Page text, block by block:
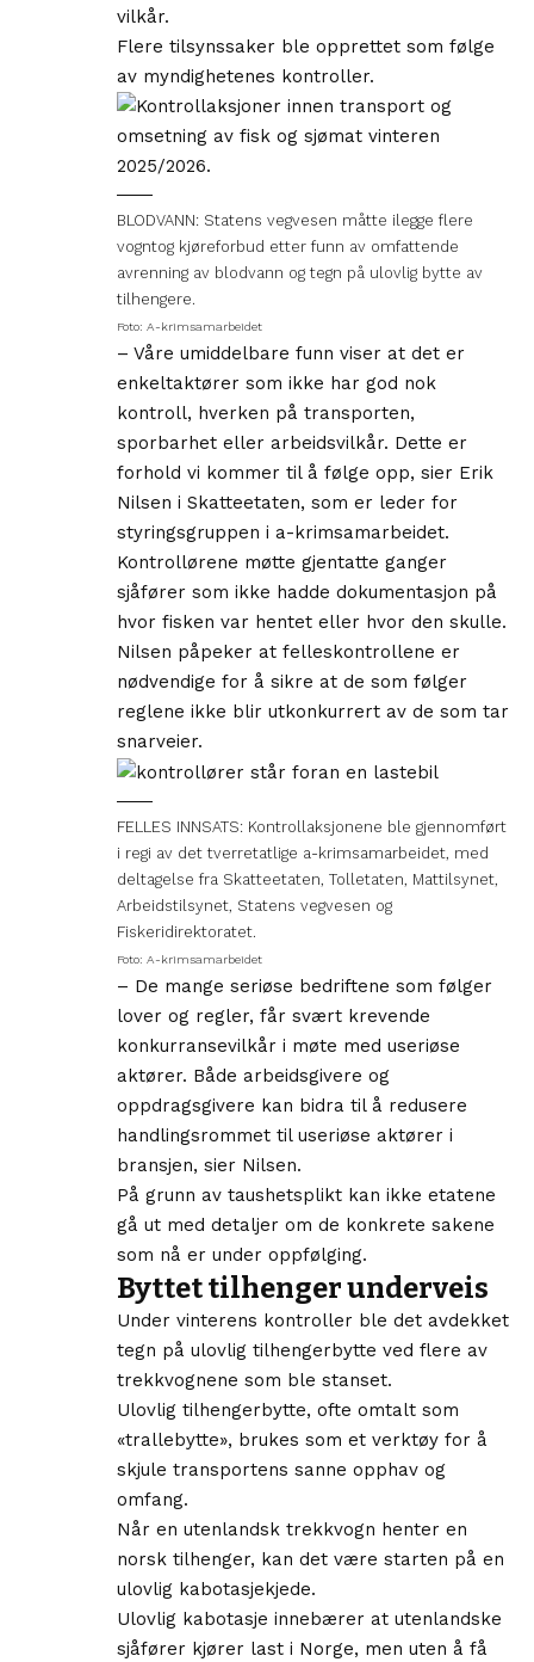
vilkår.
Flere tilsynssaker ble opprettet som følge
av myndighetenes kontroller.
BLODVANN: Statens vegvesen måtte ilegge flere
vogntog kjøreforbud etter funn av omfattende
avrenning av blodvann og tegn på ulovlig bytte av
tilhengere.
Foto: A-krimsamarbeidet
– Våre umiddelbare funn viser at det er
enkeltaktører som ikke har god nok
kontroll, hverken på transporten,
sporbarhet eller arbeidsvilkår. Dette er
forhold vi kommer til å følge opp, sier Erik
Nilsen i Skatteetaten, som er leder for
styringsgruppen i a-krimsamarbeidet.
Kontrollørene møtte gjentatte ganger
sjåfører som ikke hadde dokumentasjon på
hvor fisken var hentet eller hvor den skulle.
Nilsen påpeker at felleskontrollene er
nødvendige for å sikre at de som følger
reglene ikke blir utkonkurrert av de som tar
snarveier.
FELLES INNSATS: Kontrollaksjonene ble gjennomført
i regi av det tverretatlige a-krimsamarbeidet, med
deltagelse fra Skatteetaten, Tolletaten, Mattilsynet,
Arbeidstilsynet, Statens vegvesen og
Fiskeridirektoratet.
Foto: A-krimsamarbeidet
– De mange seriøse bedriftene som følger
lover og regler, får svært krevende
konkurransevilkår i møte med useriøse
aktører. Både arbeidsgivere og
oppdragsgivere kan bidra til å redusere
handlingsrommet til useriøse aktører i
bransjen, sier Nilsen.
På grunn av taushetsplikt kan ikke etatene
gå ut med detaljer om de konkrete sakene
som nå er under oppfølging.
Byttet tilhenger underveis
Under vinterens kontroller ble det avdekket
tegn på ulovlig tilhengerbytte ved flere av
trekkvognene som ble stanset.
Ulovlig tilhengerbytte, ofte omtalt som
«trallebytte», brukes som et verktøy for å
skjule transportens sanne opphav og
omfang.
Når en utenlandsk trekkvogn henter en
norsk tilhenger, kan det være starten på en
ulovlig kabotasjekjede.
Ulovlig kabotasje innebærer at utenlandske
sjåfører kjører last i Norge, men uten å få